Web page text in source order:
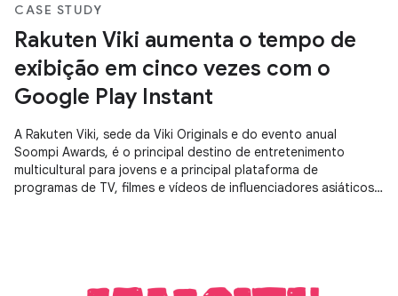
CASE STUDY
Rakuten Viki aumenta o tempo de
exibição em cinco vezes com o
Google Play Instant
A Rakuten Viki, sede da Viki Originals e do evento anual
Soompi Awards, é o principal destino de entretenimento
multicultural para jovens e a principal plataforma de
programas de TV, filmes e vídeos de influenciadores asiáticos,